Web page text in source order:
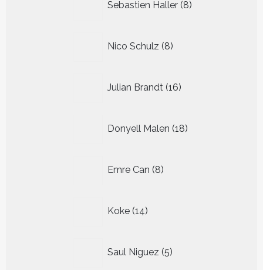
Sebastien Haller 8
producten
Nico Schulz 8
producten
Julian Brandt 16
producten
Donyell Malen 18
producten
Emre Can 8
producten
Koke 14
producten
Saul Niguez 5
producten